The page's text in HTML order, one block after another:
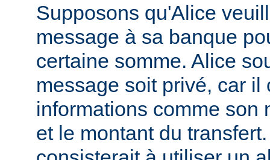
Supposons qu'Alice
message à sa banque
certaine somme. Alice
message soit privé, car il
informations comme son
et le montant du